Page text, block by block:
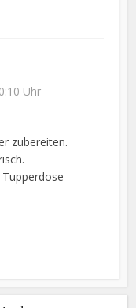
Uhr
zubereiten.